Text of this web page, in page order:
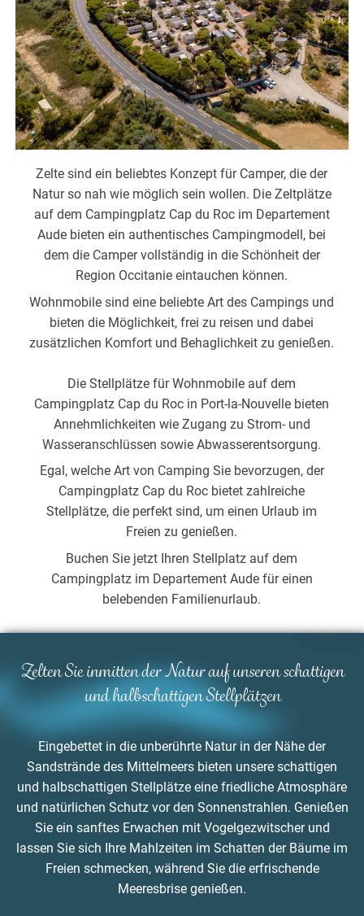
Zelte sind ein beliebtes Konzept für Camper, die der
Natur so nah wie möglich sein wollen. Die Zeltplätze
auf dem Campingplatz Cap du Roc im Departement
Aude bieten ein authentisches Campingmodell, bei
dem die Camper vollständig in die Schönheit der
Region Occitanie eintauchen können.
Wohnmobile sind eine beliebte Art des Campings und
bieten die Möglichkeit, frei zu reisen und dabei
zusätzlichen Komfort und Behaglichkeit zu genießen.
Die Stellplätze für Wohnmobile auf dem
Campingplatz Cap du Roc in Port-la-Nouvelle bieten
Annehmlichkeiten wie Zugang zu Strom- und
Wasseranschlüssen sowie Abwasserentsorgung.
Egal, welche Art von Camping Sie bevorzugen, der
Campingplatz Cap du Roc bietet zahlreiche
Stellplätze, die perfekt sind, um einen Urlaub im
Freien zu genießen.
Buchen Sie jetzt Ihren Stellplatz auf dem
Campingplatz im Departement Aude für einen
belebenden Familienurlaub.
Zelten Sie inmitten der Natur auf unseren schattigen
und halbschattigen Stellplätzen
Eingebettet in die unberührte Natur in der Nähe der
Sandstrände des Mittelmeers bieten unsere schattigen
und halbschattigen Stellplätze eine friedliche Atmosphäre
und natürlichen Schutz vor den Sonnenstrahlen. Genießen
Sie ein sanftes Erwachen mit Vogelgezwitscher und
lassen Sie sich Ihre Mahlzeiten im Schatten der Bäume im
Freien schmecken, während Sie die erfrischende
Meeresbrise genießen.